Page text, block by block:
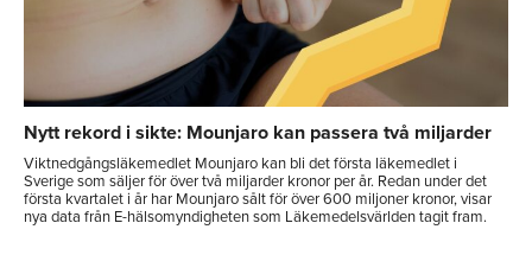
Nytt rekord i sikte: Mounjaro kan passera två miljarder
Viktnedgångsläkemedlet Mounjaro kan bli det första läkemedlet i
Sverige som säljer för över två miljarder kronor per år. Redan under det
första kvartalet i år har Mounjaro sålt för över 600 miljoner kronor, visar
nya data från E-hälsomyndigheten som Läkemedelsvärlden tagit fram.